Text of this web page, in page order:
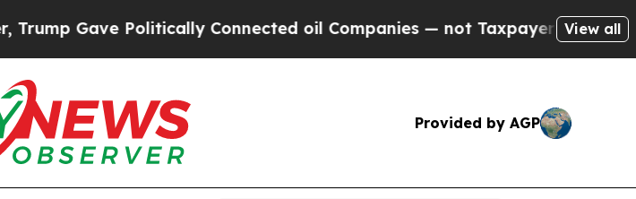
Politically Connected oil Companies — not Taxpayers — the Chance to
View all
Provided by AGP